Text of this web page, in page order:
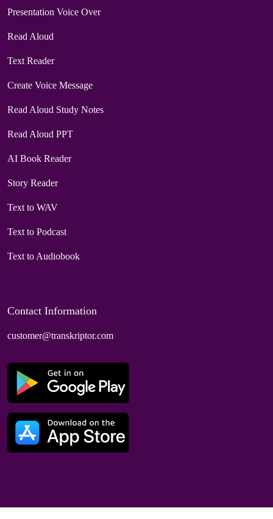
Presentation Voice Over
Read Aloud
Text Reader
Create Voice Message
Read Aloud Study Notes
Read Aloud PPT
AI Book Reader
Story Reader
Text to WAV
Text to Podcast
Text to Audiobook
Contact Information
customer@transkriptor.com